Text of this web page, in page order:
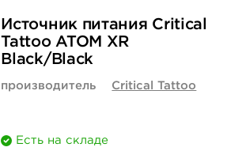
Источник питания Critical
Tattoo ATOM XR
Black/Black
производитель Critical Tattoo
Есть на складе